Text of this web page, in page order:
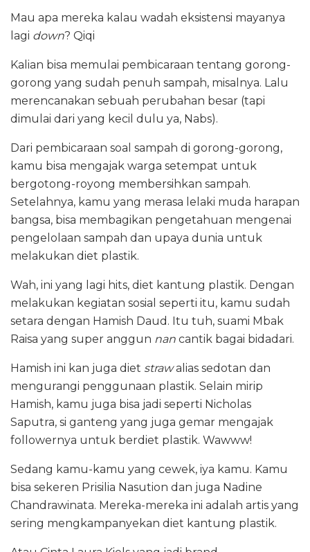
Mau apa mereka kalau wadah eksistensi mayanya
lagi down? Qiqi
Kalian bisa memulai pembicaraan tentang gorong-
gorong yang sudah penuh sampah, misalnya. Lalu
merencanakan sebuah perubahan besar (tapi
dimulai dari yang kecil dulu ya, Nabs).
Dari pembicaraan soal sampah di gorong-gorong,
kamu bisa mengajak warga setempat untuk
bergotong-royong membersihkan sampah.
Setelahnya, kamu yang merasa lelaki muda harapan
bangsa, bisa membagikan pengetahuan mengenai
pengelolaan sampah dan upaya dunia untuk
melakukan diet plastik.
Wah, ini yang lagi hits, diet kantung plastik. Dengan
melakukan kegiatan sosial seperti itu, kamu sudah
setara dengan Hamish Daud. Itu tuh, suami Mbak
Raisa yang super anggun nan cantik bagai bidadari.
Hamish ini kan juga diet strawalias sedotan dan
mengurangi penggunaan plastik. Selain mirip
Hamish, kamu juga bisa jadi seperti Nicholas
Saputra, si ganteng yang juga gemar mengajak
followernya untuk berdiet plastik. Wawww!
Sedang kamu-kamu yang cewek, iya kamu. Kamu
bisa sekeren Prisilia Nasution dan juga Nadine
Chandrawinata. Mereka-mereka ini adalah artis yang
sering mengkampanyekan diet kantung plastik.